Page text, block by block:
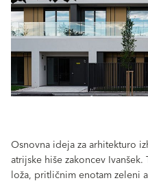
Osnovna ideja za arhitekturo
atrijske hiše zakoncev
loža, pritličnim enotam zeleni